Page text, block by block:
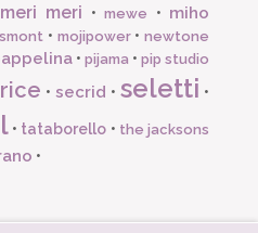
meri meri •mewe • miho
• mojipower•newtone
• pijama • pip studio
rice •secrid •seletti •
• tataborello • the jacksons
•